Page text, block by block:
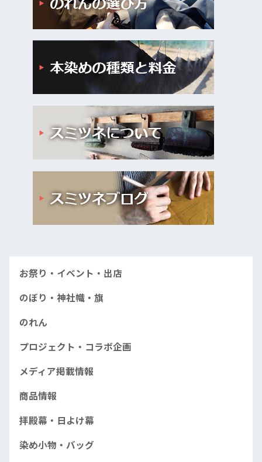
お祭り・イベント・出店
のぼり・神社幟・旗
のれん
プロジェクト・コラボ企画
メディア掲載情報
商品情報
拝殿幕・日よけ幕
染め小物・バッグ